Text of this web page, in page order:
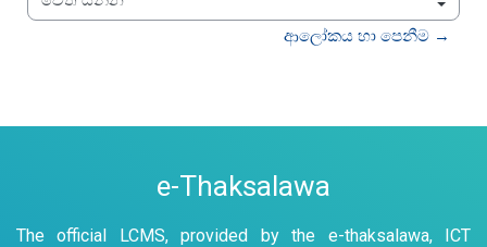
වෙත යන්න
ආලෝකය හා පෙනීම →
e-Thaksalawa
The official LCMS, provided by the e-thaksalawa, ICT